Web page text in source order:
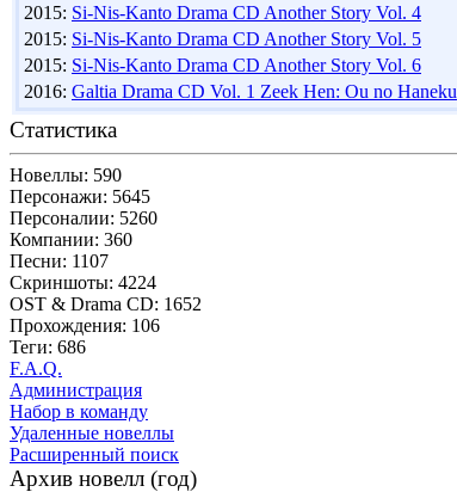
2015: Si-Nis-Kanto Drama CD Another Story Vol. 4
2015: Si-Nis-Kanto Drama CD Another Story Vol. 5
2015: Si-Nis-Kanto Drama CD Another Story Vol. 6
2016: Galtia Drama CD Vol. 1 Zeek Hen: Ou no Haneku
Статистика
Новеллы: 590
Персонажи: 5645
Персоналии: 5260
Компании: 360
Песни: 1107
Скриншоты: 4224
OST & Drama CD: 1652
Прохождения: 106
Теги: 686
F.A.Q.
Администрация
Набор в команду
Удаленные новеллы
Расширенный поиск
Архив новелл (год)